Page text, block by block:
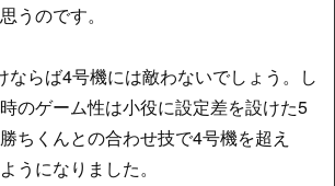
うのです。
ならば4号機には敵わないでしょう。し
のゲーム性は小役に設定差を設けた5
ちくんとの合わせ技で4号機を超え
うになりました。